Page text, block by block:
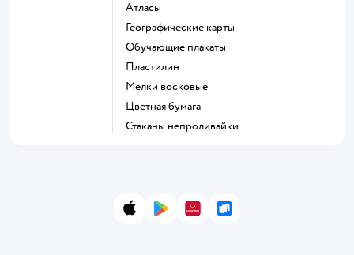
Атласы
Географические карты
Обучающие плакаты
Пластилин
Мелки восковые
Цветная бумага
Стаканы непроливайки
App StoreGoogle Play
AppGallery
RuStore